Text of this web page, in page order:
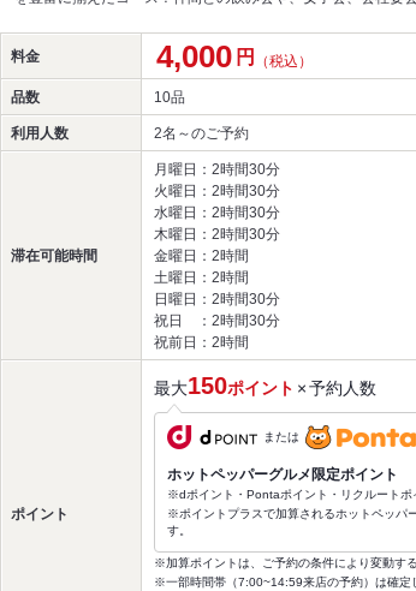
料金 4,000 円 （税込）
品数 10品
利用人数 2名～のご予約
滞在可能時間
月曜日：2時間30分
火曜日：2時間30分
水曜日：2時間30分
木曜日：2時間30分
金曜日：2時間
土曜日：2時間
日曜日：2時間30分
祝日 ：2時間30分
祝前日：2時間
ポイント
最大150ポイント ×予約人数
または
ホットペッパーグルメ限定ポイント
※dポイント・Pontaポイント・リクルートポ
※ポイントプラスで加算されるホットペッパ
す。
※加算ポイントは、ご予約の条件により変動す
※一部時間帯（7:00~14:59来店の予約）は確定